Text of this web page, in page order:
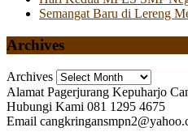
Semangat Baru di Lereng
Archives
Archives
Alamat Pagerjurang Kepuharjo
Hubungi Kami 081 1295 4675
Email